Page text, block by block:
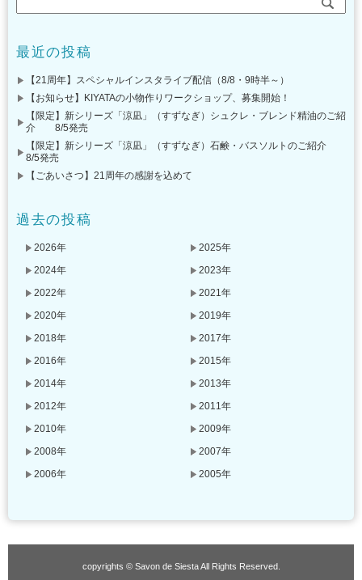
最近の投稿
【21周年】スペシャルインスタライブ配信（8/8・9時半～）
【お知らせ】KIYATAの小物作りワークショップ、募集開始！
【限定】新シリーズ「涼凪」（すずなぎ）シュクレ・ブレンド精油のご紹
介 8/5発売
【限定】新シリーズ「涼凪」（すずなぎ）石鹸・バスソルトのご紹介
8/5発売
【ごあいさつ】21周年の感謝を込めて
過去の投稿
2026年
2025年
2024年
2023年
2022年
2021年
2020年
2019年
2018年
2017年
2016年
2015年
2014年
2013年
2012年
2011年
2010年
2009年
2008年
2007年
2006年
2005年
copyrights © Savon de Siesta All Rights Reserved.